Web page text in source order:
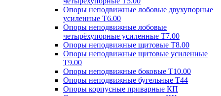
Опоры неподвижные лобовые двухупорные
усиленные Т6.00
Опоры неподвижные лобовые
четырёхупорные усиленные Т7.00
Опоры неподвижные щитовые Т8.00
Опоры неподвижные щитовые усиленные
Т9.00
Опоры неподвижные боковые Т10.00
Опоры неподвижные бугельные Т44
Опоры корпусные приварные КП